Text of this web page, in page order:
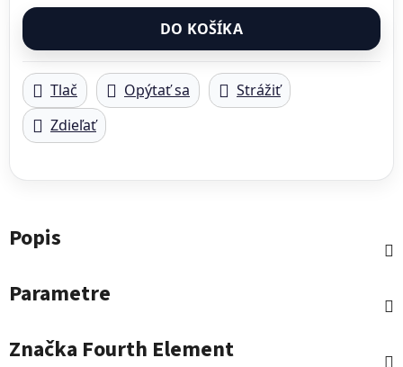
DO KOŠÍKA
Tlač Opýtať sa
Strážiť
Zdieľať
Popis
Parametre
Značka Fourth Element